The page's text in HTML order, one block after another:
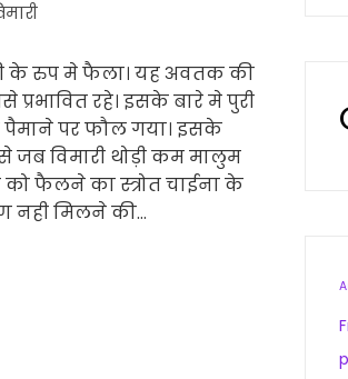
के रुप मे फैला। यह अवतक की
रहे। इसके बारे मे पुरी
पर फौल गया। इसके
विमारी थोड़ी कम मालुम
को फैलने का स्त्रोत चाईना के
नही मिलने की…